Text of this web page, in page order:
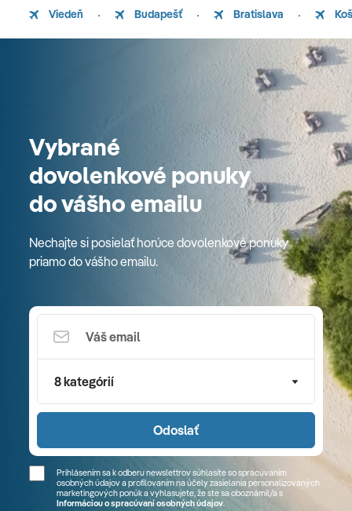
Viedeň Budapešť Bratislava
Vybrané
dovolenkové ponuky
do vášho emailu
Nechajte si posielať horúce dovolenkové ponuky
priamo do vášho emailu.
8 kategórií
Odoslať
Prihlásením sa k odberu newslettrov súhlasíte so spracúvaním
osobných údajov a profilovaním na účely zasielania personalizovaných
marketingových ponúk a vyhlasujete, že ste sa oboznámil/a s
Informáciou o spracúvaní osobných údajov.